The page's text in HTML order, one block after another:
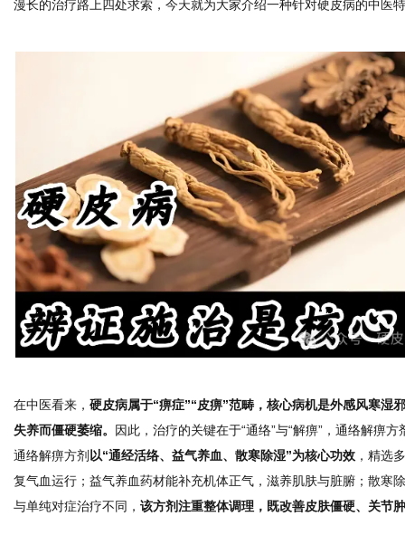
漫长的治疗路上四处求索，今天就为大家介绍一种针对硬皮病的中
在中医看来， 硬皮病属于“痹症”“皮痹”范畴，核心病机是外感风寒湿
失养而僵硬萎缩。 因此，治疗的关键在于“通络”与“解痹”，通络解痹
通络解痹方剂 以“通经活络、益气养血、散寒除湿”为核心功效 ，精选
复气血运行；益气养血药材能补充机体正气，滋养肌肤与脏腑；散寒
与单纯对症治疗不同， 该方剂注重整体调理，既改善皮肤僵硬、关节